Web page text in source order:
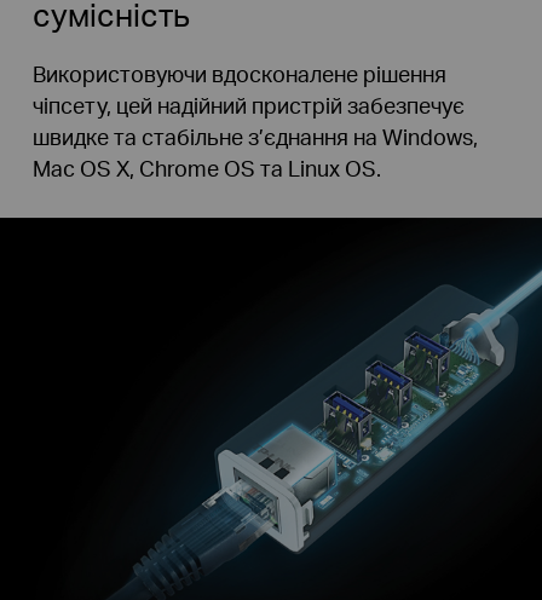
сумісність
Використовуючи вдосконалене рішення
чіпсету, цей надійний пристрій забезпечує
швидке та стабільне з’єднання на Windows,
Mac OS X, Chrome OS та Linux OS.